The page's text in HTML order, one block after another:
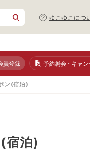
ゆこゆこにつ
員登録 予約照会・キャン
ン(宿泊)
宿泊)